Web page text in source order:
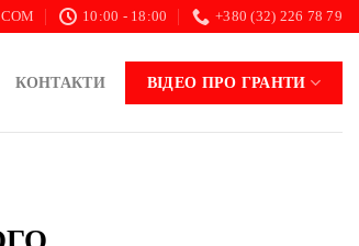
10:00 - 18:00 +380 (32) 226 78 79
КОНТАКТИ ВІДЕО ПРО ГРАНТИ